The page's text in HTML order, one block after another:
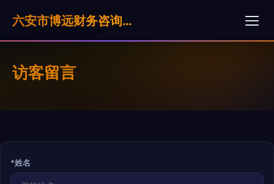
六安市博远财务咨询服务有限公司
访客留言
*姓名